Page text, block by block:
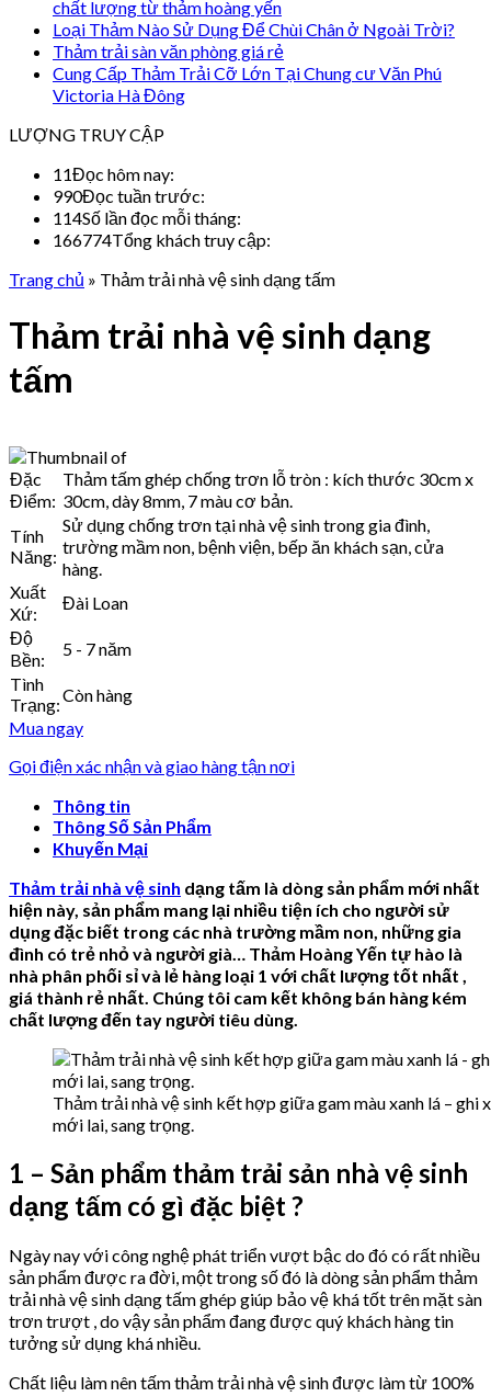
chất lượng từ thảm hoàng yến
Loại Thảm Nào Sử Dụng Để Chùi Chân ở Ngoài Trời?
Thảm trải sàn văn phòng giá rẻ
Cung Cấp Thảm Trải Cỡ Lớn Tại Chung cư Văn Phú
Victoria Hà Đông
LƯỢNG TRUY CẬP
11Đọc hôm nay:
990Đọc tuần trước:
114Số lần đọc mỗi tháng:
166774Tổng khách truy cập:
Trang chủ » Thảm trải nhà vệ sinh dạng tấm
Thảm trải nhà vệ sinh dạng
tấm
Đặc
Điểm:
Thảm tấm ghép chống trơn lỗ tròn : kích thước 30cm x
30cm, dày 8mm, 7 màu cơ bản.
Tính
Năng:
Sử dụng chống trơn tại nhà vệ sinh trong gia đình,
trường mầm non, bệnh viện, bếp ăn khách sạn, cửa
hàng.
Xuất
Xứ:
Đài Loan
Độ
Bền:
5 - 7 năm
Tình
Trạng:Còn hàng
Mua ngay
Gọi điện xác nhận và giao hàng tận nơi
Thông tin
Thông Số Sản Phẩm
Khuyến Mại
Thảm trải nhà vệ sinh dạng tấm là dòng sản phẩm mới nhất
hiện này, sản phẩm mang lại nhiều tiện ích cho người sử
dụng đặc biết trong các nhà trường mầm non, những gia
đình có trẻ nhỏ và người già… Thảm Hoàng Yến tự hào là
nhà phân phối sỉ và lẻ hàng loại 1 với chất lượng tốt nhất ,
giá thành rẻ nhất. Chúng tôi cam kết không bán hàng kém
chất lượng đến tay người tiêu dùng.
Thảm trải nhà vệ sinh kết hợp giữa gam màu xanh lá – ghi
mới lai, sang trọng.
1 – Sản phẩm thảm trải sản nhà vệ sinh
dạng tấm có gì đặc biệt ?
Ngày nay với công nghệ phát triển vượt bậc do đó có rất nhiều
sản phẩm được ra đời, một trong số đó là dòng sản phẩm thảm
trải nhà vệ sinh dạng tấm ghép giúp bảo vệ khá tốt trên mặt sàn
trơn trượt , do vậy sản phẩm đang được quý khách hàng tin
tưởng sử dụng khá nhiều.
Chất liệu làm nên tấm thảm trải nhà vệ sinh được làm từ 100%